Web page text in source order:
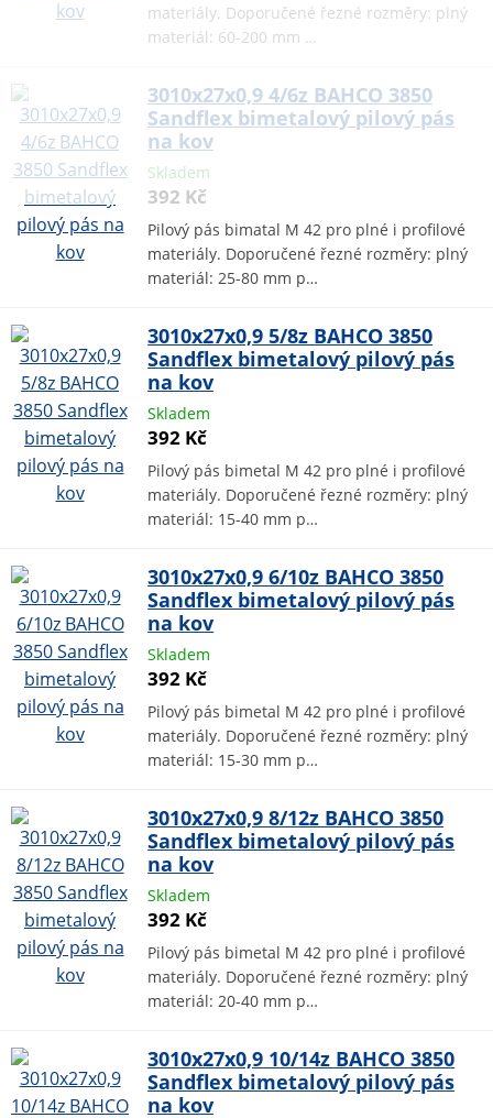
materiály. Doporučené řezné rozměry: plný
materiál: 60-200 mm …
3010x27x0,9 4/6z BAHCO 3850
Sandflex bimetalový pilový pás
na kov
Skladem
392 Kč
Pilový pás bimatal M 42 pro plné i profilové
materiály. Doporučené řezné rozměry: plný
materiál: 25-80 mm p…
3010x27x0,9 5/8z BAHCO 3850
Sandflex bimetalový pilový pás
na kov
Skladem
392 Kč
Pilový pás bimetal M 42 pro plné i profilové
materiály. Doporučené řezné rozměry: plný
materiál: 15-40 mm p…
3010x27x0,9 6/10z BAHCO 3850
Sandflex bimetalový pilový pás
na kov
Skladem
392 Kč
Pilový pás bimetal M 42 pro plné i profilové
materiály. Doporučené řezné rozměry: plný
materiál: 15-30 mm p…
3010x27x0,9 8/12z BAHCO 3850
Sandflex bimetalový pilový pás
na kov
Skladem
392 Kč
Pilový pás bimetal M 42 pro plné i profilové
materiály. Doporučené řezné rozměry: plný
materiál: 20-40 mm p…
3010x27x0,9 10/14z BAHCO 3850
Sandflex bimetalový pilový pás
na kov